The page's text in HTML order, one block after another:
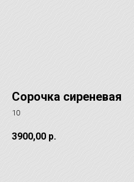
Сорочка сиреневая
10
3900,00 р.